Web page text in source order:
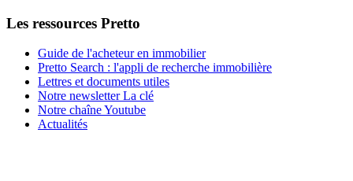
Les ressources Pretto
Guide de l'acheteur en immobilier
Pretto Search : l'appli de recherche immobilière
Lettres et documents utiles
Notre newsletter La clé
Notre chaîne Youtube
Actualités